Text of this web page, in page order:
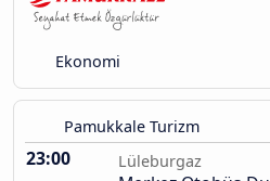
Ekonomi
Pamukkale Turizm
23:00 Lüleburgaz